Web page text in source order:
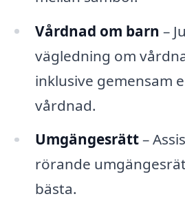
Vårdnad om barn –
vägledning om
inklusive gemensam
vårdnad.
Umgängesrätt–
rörande
bästa.